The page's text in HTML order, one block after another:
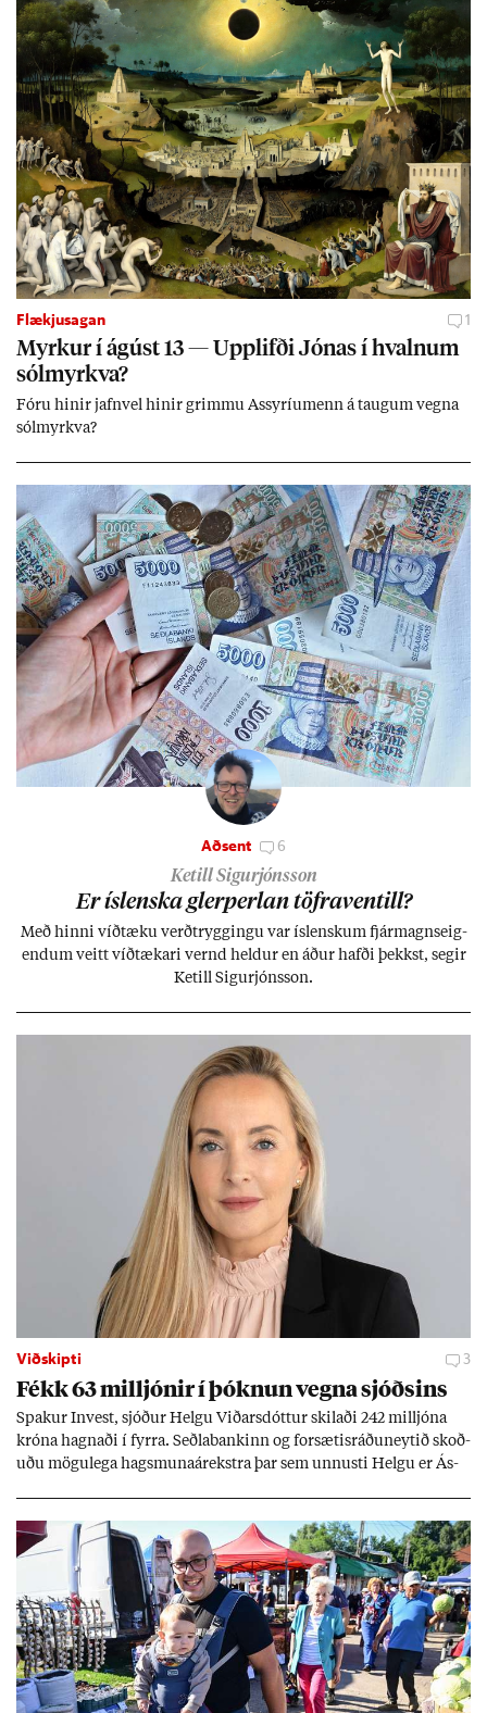
jafnt sem styrkj­um til menn­ing­ar­mála. Þá hafi katalónsk­an hlot­
ið með­byr.
Flækjusagan 1
Myrk­ur í ág­úst 13 — Upp­lifði Jón­as í hvaln­um
sól­myrkva?
Fóru hinir jafn­vel hinir grimmu Ass­yríu­menn á taug­um vegna
sól­myrkva?
Aðsent 6
Ketill Sigurjónsson
Er ís­lenska glerperl­an töfra­ventill?
Með hinni víð­tæku verð­trygg­ingu var ís­lensk­um fjár­magns­eig­
end­um veitt víð­tæk­ari vernd held­ur en áð­ur hafði þekkst, seg­ir
Ketill Sig­ur­jóns­son.
Viðskipti 3
Fékk 63 millj­ón­ir í þókn­un vegna sjóðs­ins
Spak­ur In­vest, sjóð­ur Helgu Við­ars­dótt­ur skil­aði 242 millj­óna
króna hagn­aði í fyrra. Seðla­bank­inn og for­sæt­is­ráðu­neyt­ið skoð­
uðu mögu­lega hags­muna­árekstra þar sem unnusti Helgu er Ás­